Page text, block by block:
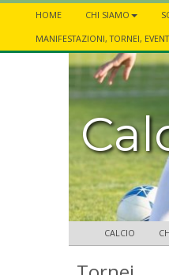
HOME CHI SIAMO
MANIFESTAZIONI, TORNEI,
CALCIO